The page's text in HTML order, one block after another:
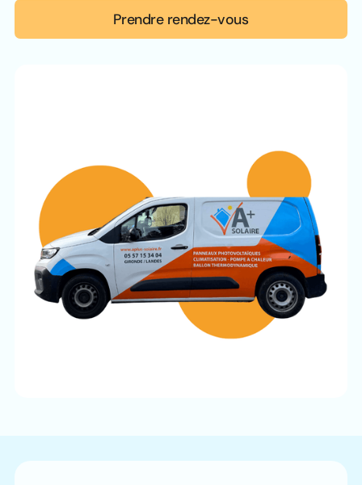
Prendre rendez-vous